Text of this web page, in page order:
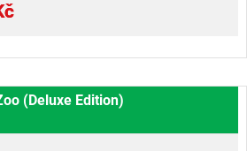
(Deluxe Edition)